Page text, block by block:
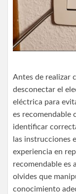
Antes de realizar
desconectar el
eléctrica para
es recomendable
identificar
las instrucciones
experiencia en
recomendable es
olvides que
conocimiento